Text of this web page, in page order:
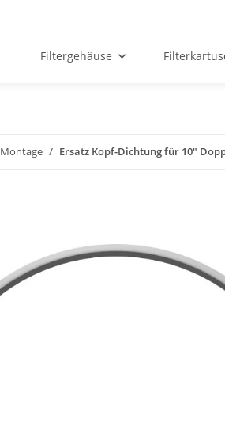
Filtergehäuse
Montage Ersatz Kopf-Dichtung für 10"